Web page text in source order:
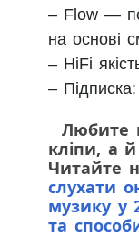
– Flow —
на основі
– HiFi
–
Любите
кліпи, а
Читайте
слухати
музику у
та